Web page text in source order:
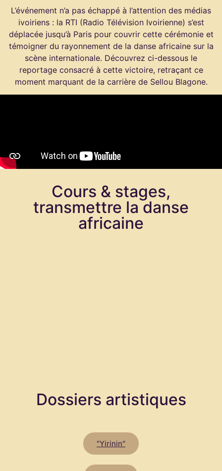
L’événement n’a pas échappé à l’attention des médias
ivoiriens : la RTI (Radio Télévision Ivoirienne) s’est
déplacée jusqu’à Paris pour couvrir cette cérémonie et
témoigner du rayonnement de la danse africaine sur la
scène internationale. Découvrez ci-dessous le
reportage consacré à cette victoire, retraçant ce
moment marquant de la carrière de Sellou Blagone.
Cours & stages,
transmettre la danse
africaine
Dossiers artistiques
"Yirinin"